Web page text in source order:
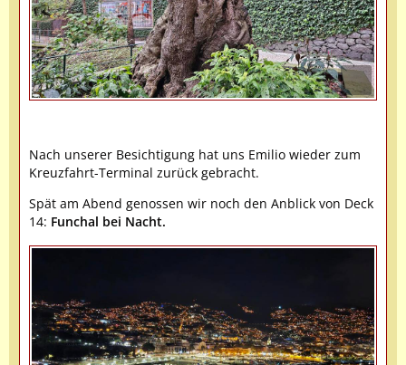
Nach unserer Besichtigung hat uns Emilio wieder zum
Kreuzfahrt-Terminal zurück gebracht.
Spät am Abend genossen wir noch den Anblick von Deck
14: Funchal bei Nacht.